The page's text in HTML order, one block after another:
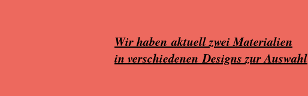
Wir haben aktuell zwei Materialien
in verschiedenen Designs zur Auswahl